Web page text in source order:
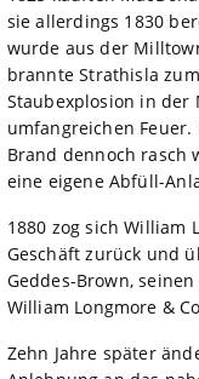
sie allerdings 1830
wurde aus der
brannte Strathisla
Staubexplosion in der
umfangreichen
Brand dennoch rasch
eine eigene Abfüll-
1880 zog sich William
Geschäft zurück und
Geddes-Brown,
William Longmore &
Zehn Jahre später